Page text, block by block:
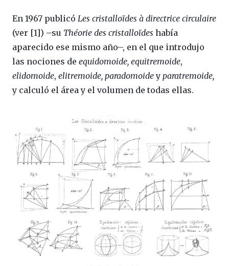
En 1967 publicó Les cristalloïdes à directrice circulaire
(ver [1]) –su Théorie des cristalloïdes había
aparecido ese mismo año–, en el que introdujo
las nociones de equidomoide, equitremoide,
elidomoide, elitremoide, paradomoidey paratremoide,
y calculó el área y el volumen de todas ellas.